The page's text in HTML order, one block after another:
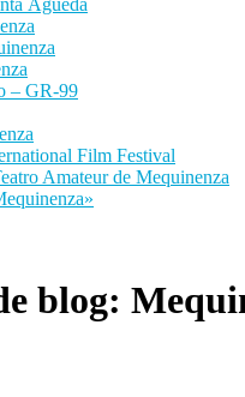
Águeda
– GR-99
Film Festival
Amateur de Mequinenza
blog: